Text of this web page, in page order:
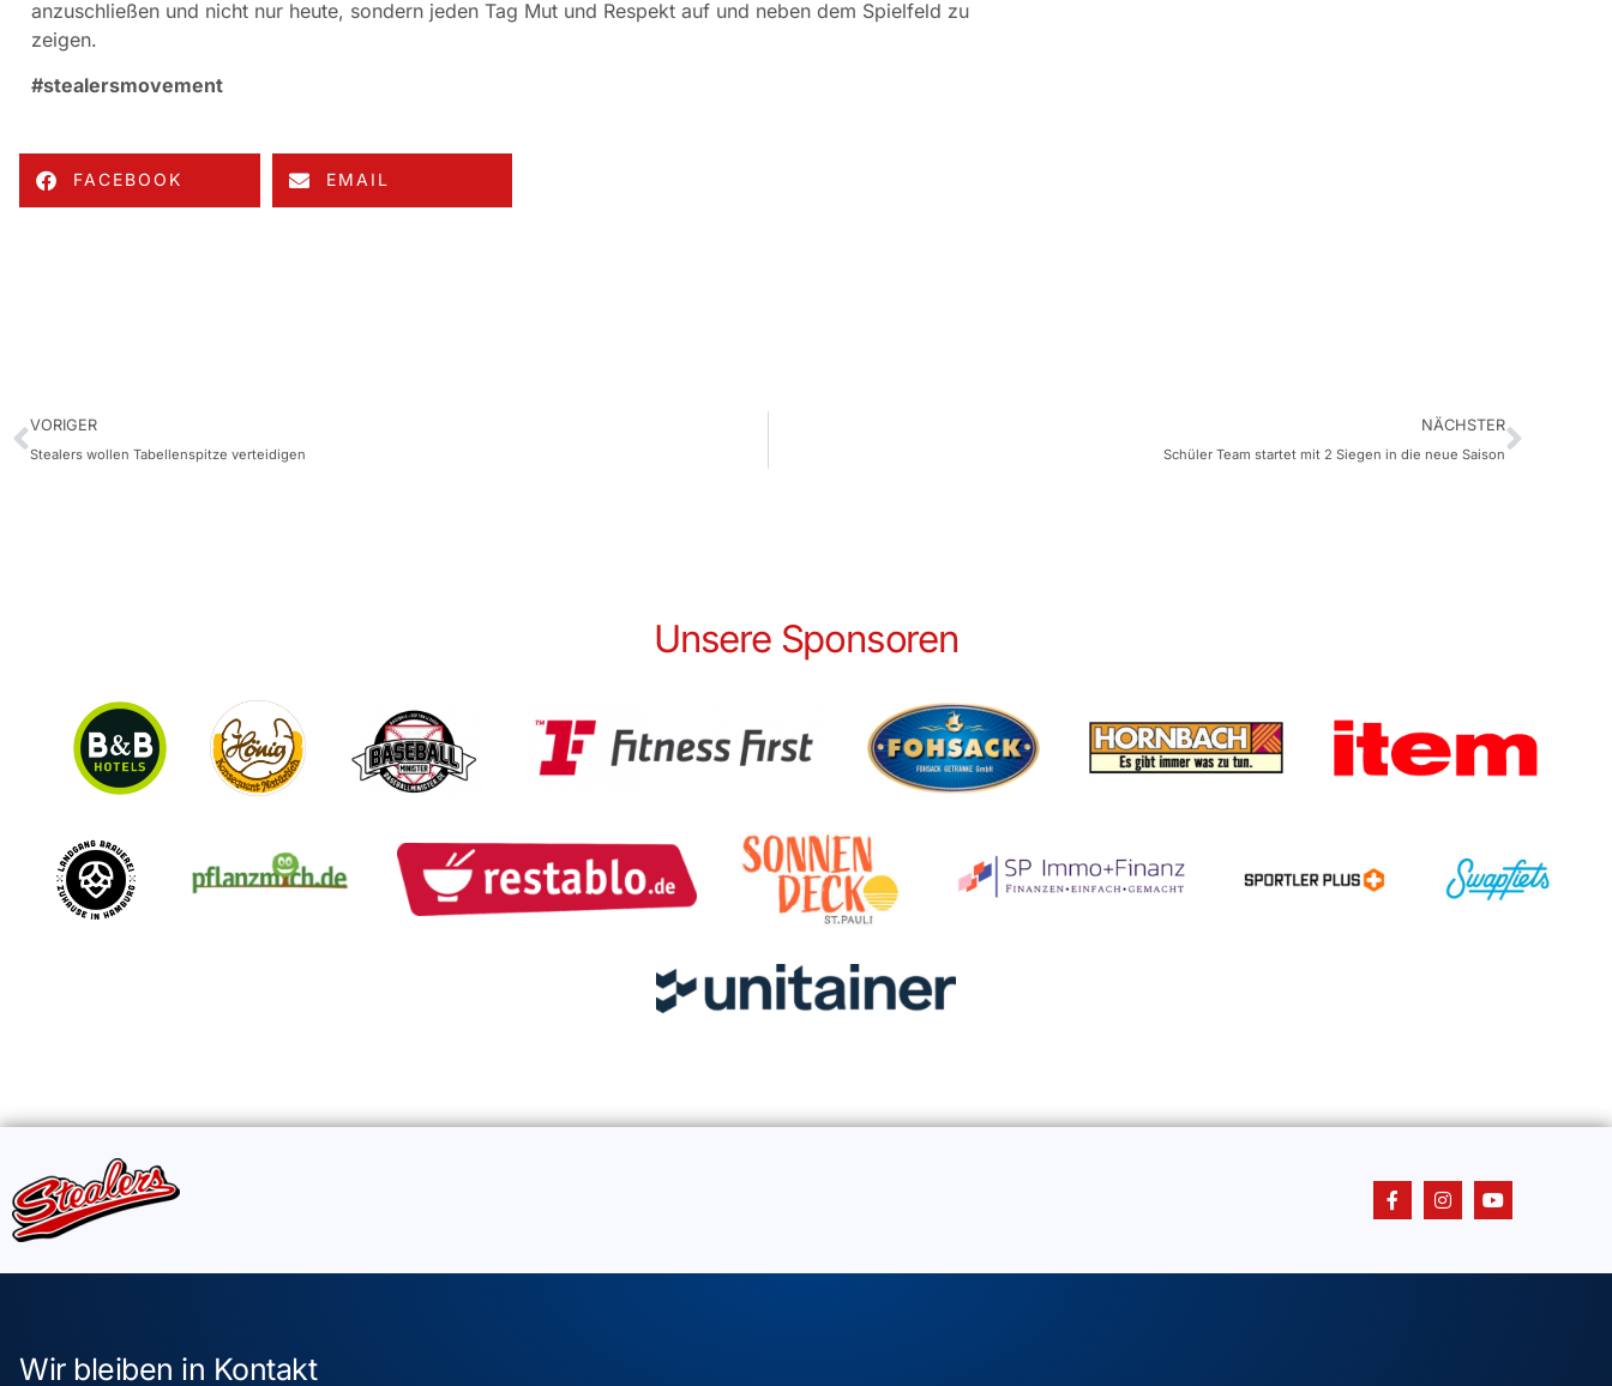
anzuschließen und nicht nur heute, sondern jeden Tag Mut und Respekt auf und neben dem Spielfeld zu
zeigen.
#stealersmovement
FACEBOOK EMAIL
VORIGER
Stealers wollen Tabellenspitze verteidigen
NÄCHSTER
Schüler Team startet mit 2 Siegen in die neue Saison
Unsere Sponsoren
Wir bleiben in Kontakt